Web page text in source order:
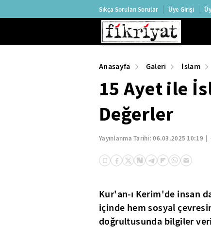
Sıkça Sorulan Sorular Üye Girişi
Anasayfa Galeri İslam
15 Ayet ile
Değerler
Yayınlanma Tarihi:06.03.2025 10:19
Kur'an-ı Kerim'de insan
içinde hem sosyal
doğrultusunda bilgiler